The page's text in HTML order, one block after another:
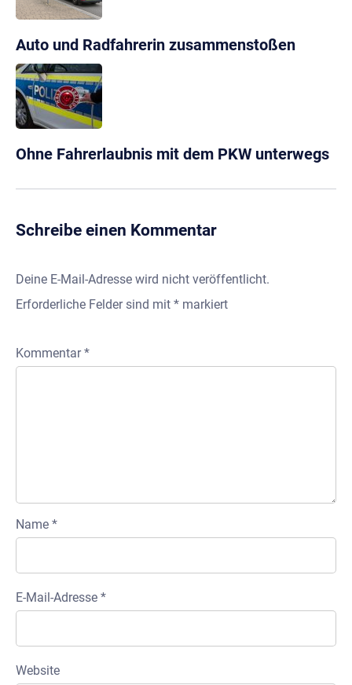
Auto und Radfahrerin zusammenstoßen
Ohne Fahrerlaubnis mit dem PKW unterwegs
Schreibe einen Kommentar
Deine E-Mail-Adresse wird nicht veröffentlicht.
Erforderliche Felder sind mit * markiert
Kommentar*
Name *
E-Mail-Adresse *
Website